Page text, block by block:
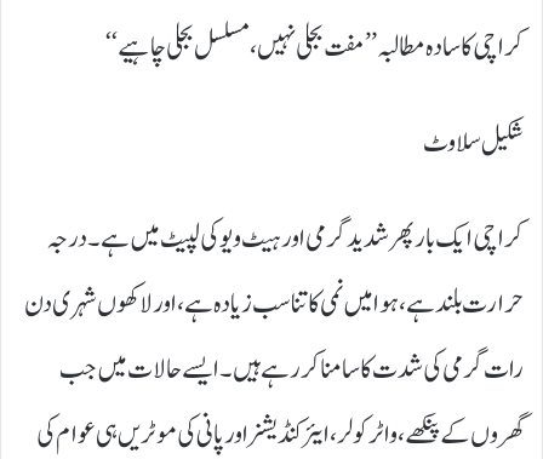
کراچی کا سادہ مطالبہ ’’ مفت بجلی نہیں، مسلسل بجلی چاہیے‘‘
شکیل سلاوٹ
کراچی ایک بار پھر شدید گرمی اور ہیٹ ویو کی لپیٹ میں ہے۔ درجہ
حرارت بلند ہے، ہوا میں نمی کا تناسب زیادہ ہے، اور لاکھوں شہری دن
رات گرمی کی شدت کا سامنا کر رہے ہیں۔ ایسے حالات میں جب
گھروں کے پنکھے، واٹر کولر، ایئر کنڈیشنر اور پانی کی موٹریں ہی عوام کی